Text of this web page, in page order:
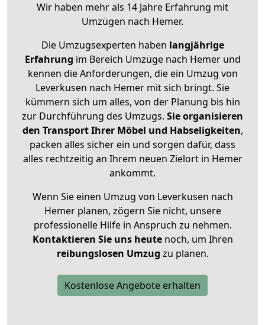
Wir haben mehr als 14 Jahre Erfahrung mit
Umzügen nach Hemer.
Die Umzugsexperten haben langjährige
Erfahrung im Bereich Umzüge nach Hemer und
kennen die Anforderungen, die ein Umzug von
Leverkusen nach Hemer mit sich bringt. Sie
kümmern sich um alles, von der Planung bis hin
zur Durchführung des Umzugs. Sie organisieren
den Transport Ihrer Möbel und Habseligkeiten,
packen alles sicher ein und sorgen dafür, dass
alles rechtzeitig an Ihrem neuen Zielort in Hemer
ankommt.
Wenn Sie einen Umzug von Leverkusen nach
Hemer planen, zögern Sie nicht, unsere
professionelle Hilfe in Anspruch zu nehmen.
Kontaktieren Sie uns heutenoch, um Ihren
reibungslosen Umzug zu planen.
Kostenlose Angebote erhalten